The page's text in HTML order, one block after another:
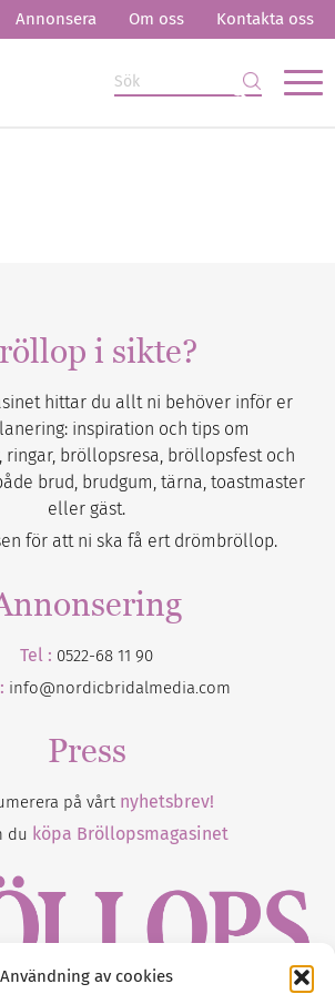
Användning av cookies
Annonsera Om oss Kontakta oss
i sikte?
hittar du allt ni behöver inför er
inspiration och tips om
ringar, bröllopsresa, bröllopsfest och
brud, brudgum, tärna, toastmaster
eller gäst.
för att ni ska få ert drömbröllop.
Tel : 0522-68 11 90
info@nordicbridalmedia.com
Press
på vårt nyhetsbrev!
du köpa Bröllopsmagasinet